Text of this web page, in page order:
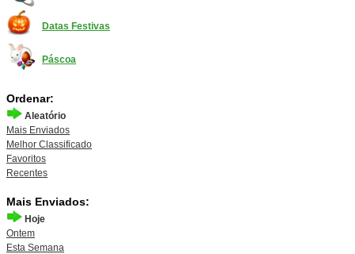
Datas Festivas
Páscoa
Ordenar:
Aleatório
Mais Enviados
Melhor Classificado
Favoritos
Recentes
Mais Enviados:
Hoje
Ontem
Esta Semana